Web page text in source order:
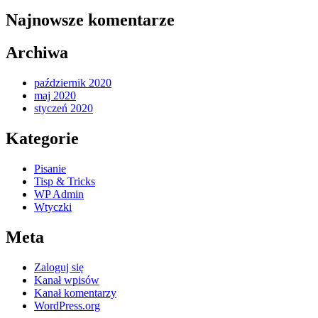
Najnowsze komentarze
Archiwa
październik 2020
maj 2020
styczeń 2020
Kategorie
Pisanie
Tisp & Tricks
WP Admin
Wtyczki
Meta
Zaloguj się
Kanał wpisów
Kanał komentarzy
WordPress.org